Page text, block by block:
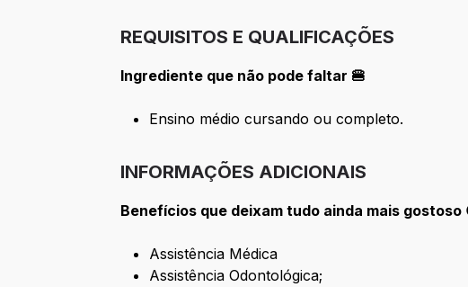
REQUISITOS E QUALIFICAÇÕES
Ingrediente que não pode faltar 🍔
Ensino médio cursando ou completo.
INFORMAÇÕES ADICIONAIS
Benefícios que deixam tudo ainda mais gostoso
Assistência Médica
Assistência Odontológica;